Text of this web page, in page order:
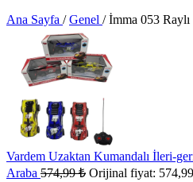
Ana Sayfa / Genel / İmma 053
Vardem Uzaktan Kumandalı İleri-
Araba 574,99₺ Orijinal fiyat: